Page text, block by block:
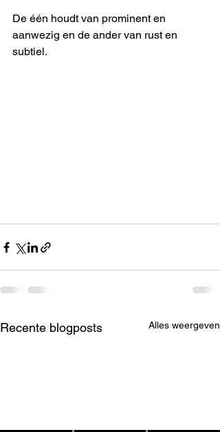
De één houdt van prominent en
aanwezig en de ander van rust en
subtiel.
Recente blogposts Alles weergeven